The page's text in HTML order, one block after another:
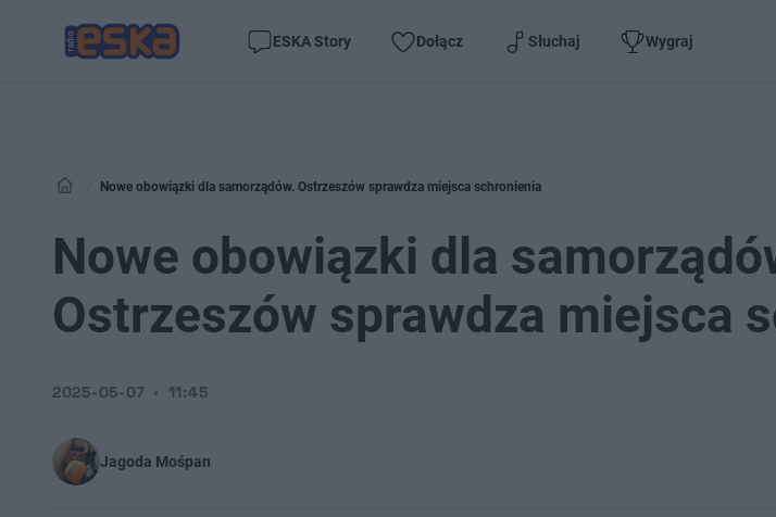
ESKA Story Dołącz Słuchaj Wygraj
Nowe obowiązki dla samorządów. Ostrzeszów sprawdza miejsca schronienia
Nowe obowiązki dla
Ostrzeszów sprawdza miejsca
Jagoda Mośpan
2025-05-07 11:45